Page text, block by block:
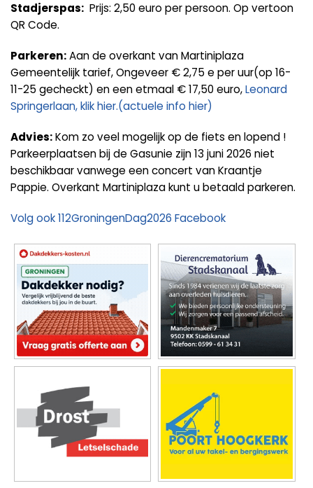
Stadjerspas: Prijs: 2,50 euro per persoon. Op vertoon
QR Code.
Parkeren:Aan de overkant van Martiniplaza
Gemeentelijk tarief, Ongeveer € 2,75 e per uur(op 16-
11-25 gecheckt) en een etmaal € 17,50 euro,Leonard
Springerlaan, klik hier.(actuele info hier)
Advies:Kom zo veel mogelijk op de fiets en lopend !
Parkeerplaatsen bij de Gasunie zijn 13 juni 2026 niet
beschikbaar vanwege een concert van Kraantje
Pappie. Overkant Martiniplaza kunt u betaald parkeren.
Volg ook 112GroningenDag2026 Facebook